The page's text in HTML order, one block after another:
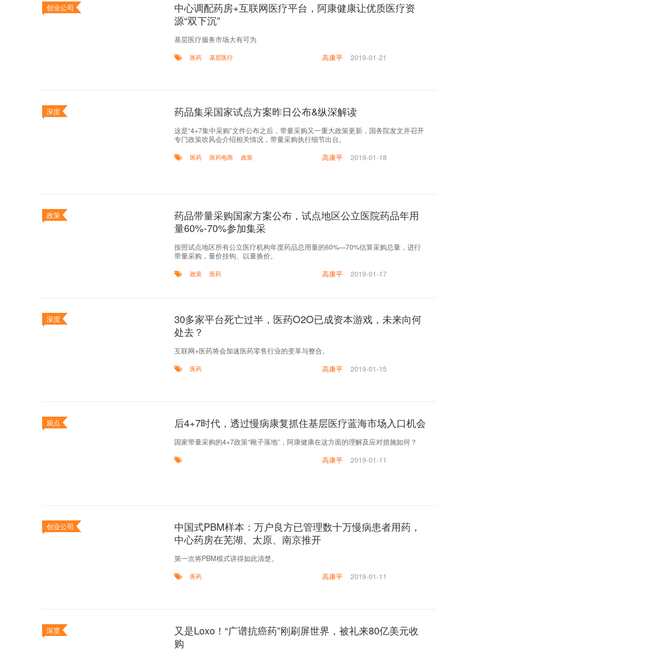
创业公司
中心调配药房+互联网医疗平台，阿康健康让优质医疗资
源“双下沉”
基层医疗服务市场大有可为
医药 基层医疗 高康平 2019-01-21
深度 药品集采国家试点方案昨日公布&纵深解读
这是“4+7集中采购”文件公布之后，带量采购又一重大政策更新，国务院发文并召开
专门政策吹风会介绍相关情况，带量采购执行细节出台。
医药 医药电商 政策 高康平 2019-01-18
政策
药品带量采购国家方案公布，试点地区公立医院药品年用
量60%-70%参加集采
按照试点地区所有公立医疗机构年度药品总用量的60%—70%估算采购总量，进行
带量采购，量价挂钩、以量换价。
政策 医药 高康平 2019-01-17
深度
30多家平台死亡过半，医药O2O已成资本游戏，未来向何
处去？
互联网+医药将会加速医药零售行业的变革与整合。
医药 高康平 2019-01-15
观点 后4+7时代，透过慢病康复抓住基层医疗蓝海市场入口机会
国家带量采购的4+7政策“靴子落地”，阿康健康在这方面的理解及应对措施如何？
高康平
2019-01-11
创业公司
中国式PBM样本：万户良方已管理数十万慢病患者用药，
中心药房在芜湖、太原、南京推开
第一次将PBM模式讲得如此清楚。
医药 高康平 2019-01-11
深度
又是Loxo！“广谱抗癌药”刚刷屏世界，被礼来80亿美元收
购